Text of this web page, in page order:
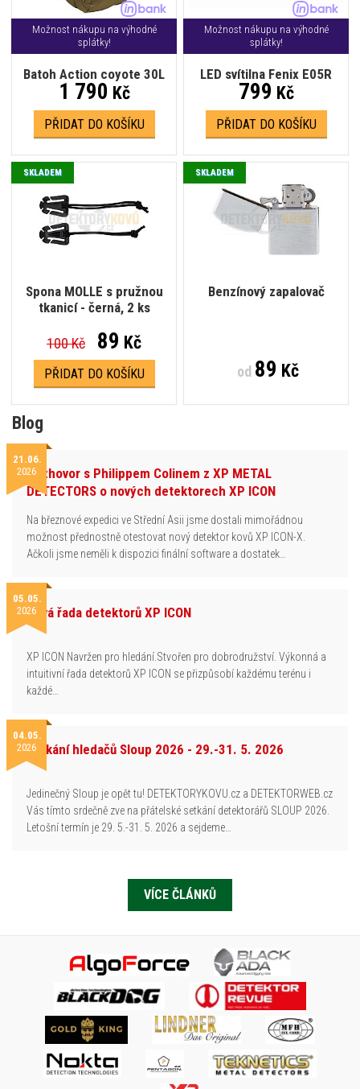
Možnost nákupu na výhodné
splátky!
Batoh Action coyote 30L
1 790 Kč
PŘIDAT DO KOŠÍKU
Možnost nákupu na výhodné
splátky!
LED svítilna Fenix E05R
799 Kč
PŘIDAT DO KOŠÍKU
Spona MOLLE s pružnou
tkanicí - černá, 2 ks
SKLADEM
100 Kč 89 Kč
PŘIDAT DO KOŠÍKU
Benzínový zapalovač
SKLADEM
od89 Kč
Blog
21.06.
2026Rozhovor s Philippem Colinem z XP METAL
DETECTORS o nových detektorech XP ICON
Na březnové expedici ve Střední Asii jsme dostali mimořádnou
možnost přednostně otestovat nový detektor kovů XP ICON-X.
Ačkoli jsme neměli k dispozici finální software a dostatek…
05.05.
2026Nová řada detektorů XP ICON
XP ICON Navržen pro hledání.Stvořen pro dobrodružství. Výkonná a
intuitivní řada detektorů XP ICON se přizpůsobí každému terénu i
každé…
04.05.
2026Setkání hledačů Sloup 2026 - 29.-31. 5. 2026
Jedinečný Sloup je opět tu! DETEKTORYKOVU.cz a DETEKTORWEB.cz
Vás tímto srdečně zve na přátelské setkání detektorářů SLOUP 2026.
Letošní termín je 29. 5.-31. 5. 2026 a sejdeme…
VÍCE ČLÁNKŮ